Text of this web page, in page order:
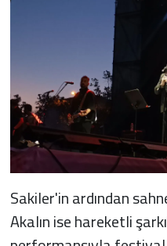
Sakiler'in ardından
Akalın ise hareketli